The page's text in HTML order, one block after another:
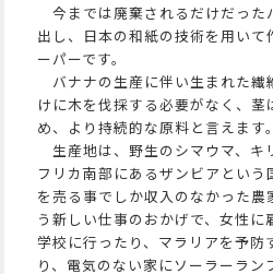
今までは廃棄されるだけだった
出し、日本の和紙の技術を用い
ーパーです。
バナナの生産に伴い生まれた繊
けに木を伐採する必要がなく、
め、より持続的な原料と言えます。
生産地は、野生のシマウマ、キ
フリカ南部にあるザンビアという
を売る事でしか収入のなかった
う新しい仕事のおかげで、女性
学校に行ったり、マラリアを予防
り、電気のない家にソーラーラ